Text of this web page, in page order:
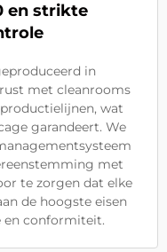
en strikte
in
met cleanrooms
wat
garandeert. We
met
te zorgen dat elke
de hoogste eisen
en conformiteit.